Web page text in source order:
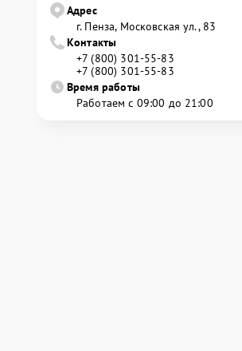
Адрес
г. Пенза, Московская ул., 83
Контакты
+7 (800) 301-55-83
+7 (800) 301-55-83
Время работы
Работаем с 09:00 до 21:00